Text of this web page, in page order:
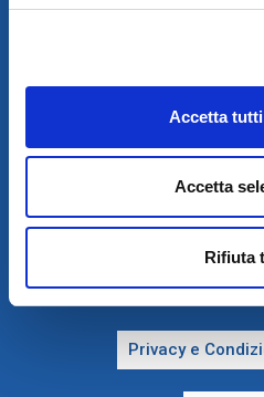
Accetta
Accetta
Rifiuta
Privacy e